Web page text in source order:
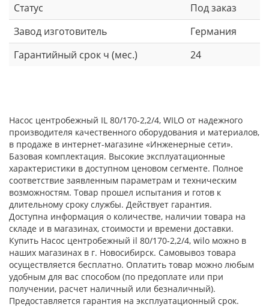
Статус
Под заказ
Завод изготовитель
Германия
Гарантийный срок ч (мес.)
24
Насос центробежный IL 80/170-2,2/4, WILO от надежного
производителя качественного оборудования и материалов,
в продаже в интернет-магазине «Инженерные сети».
Базовая комплектация. Высокие эксплуатационные
характеристики в доступном ценовом сегменте. Полное
соответствие заявленным параметрам и техническим
возможностям. Товар прошел испытания и готов к
длительному сроку службы. Действует гарантия.
Доступна информация о количестве, наличии товара на
складе и в магазинах, стоимости и времени доставки.
Купить Насос центробежный il 80/170-2,2/4, wilo можно в
наших магазинах в г. Новосибирск. Самовывоз товара
осуществляется бесплатно. Оплатить товар можно любым
удобным для вас способом (по предоплате или при
получении, расчет наличный или безналичный).
Предоставляется гарантия на эксплуатационный срок.